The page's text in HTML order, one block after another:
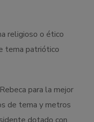
religioso o ético
tema patriótico
para la mejor
de tema y metros